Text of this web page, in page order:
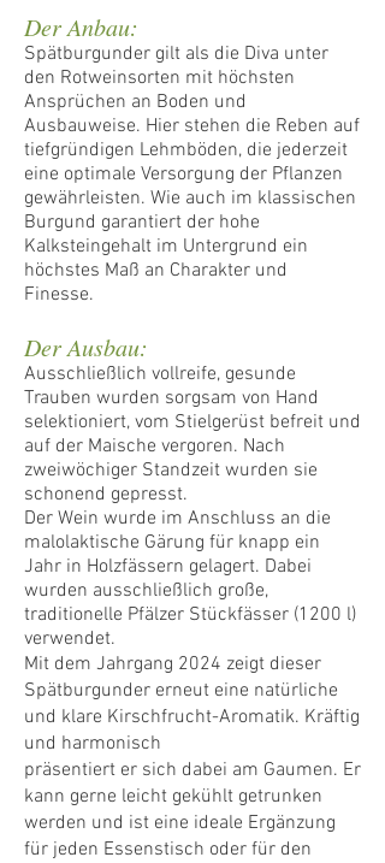
Der Anbau:
Spätburgunder gilt als die Diva unter
den Rotweinsorten mit höchsten
Ansprüchen an Boden und
Ausbauweise. Hier stehen die Reben auf
tiefgründigen Lehmböden, die jederzeit
eine optimale Versorgung der Pflanzen
gewährleisten. Wie auch im klassischen
Burgund garantiert der hohe
Kalksteingehalt im Untergrund ein
höchstes Maß an Charakter und
Finesse.
Der Ausbau:
Ausschließlich vollreife, gesunde
Trauben wurden sorgsam von Hand
selektioniert, vom Stielgerüst befreit und
auf der Maische vergoren. Nach
zweiwöchiger Standzeit wurden sie
schonend gepresst.
Der Wein wurde im Anschluss an die
malolaktische Gärung für knapp ein
Jahr in Holzfässern gelagert. Dabei
wurden ausschließlich große,
traditionelle Pfälzer Stückfässer (1200 l)
verwendet.
Mit dem Jahrgang 2024 zeigt dieser
Spätburgunder erneut eine natürliche
und klare Kirschfrucht-Aromatik. Kräftig
und harmonisch
präsentiert er sich dabei am Gaumen. Er
kann gerne leicht gekühlt getrunken
werden und ist eine ideale Ergänzung
für jeden Essenstisch oder für den